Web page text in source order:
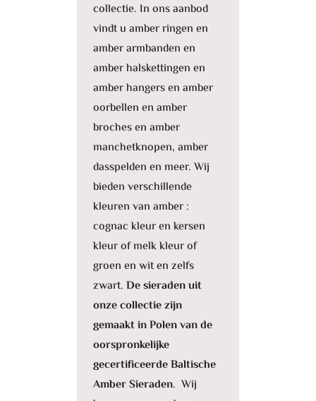
collectie. In ons aanbod
vindt u amber ringen en
amber armbanden en
amber halskettingen en
amber hangers en amber
oorbellen en amber
broches en amber
manchetknopen, amber
dasspelden en meer. Wij
bieden verschillende
kleuren van amber :
cognac kleur en kersen
kleur of melk kleur of
groen en wit en zelfs
zwart.De sieraden uit
onze collectie zijn
gemaakt in Polen van de
oorspronkelijke
gecertificeerde Baltische
Amber Sieraden. Wij